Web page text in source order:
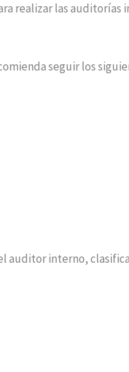
realizar las auditorías
seguir los
auditor interno,